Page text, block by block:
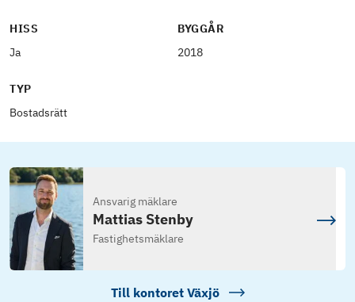
HISS
Ja
BYGGÅR
2018
TYP
Bostadsrätt
Ansvarig mäklare
Mattias Stenby
Fastighetsmäklare
Till kontoret Växjö